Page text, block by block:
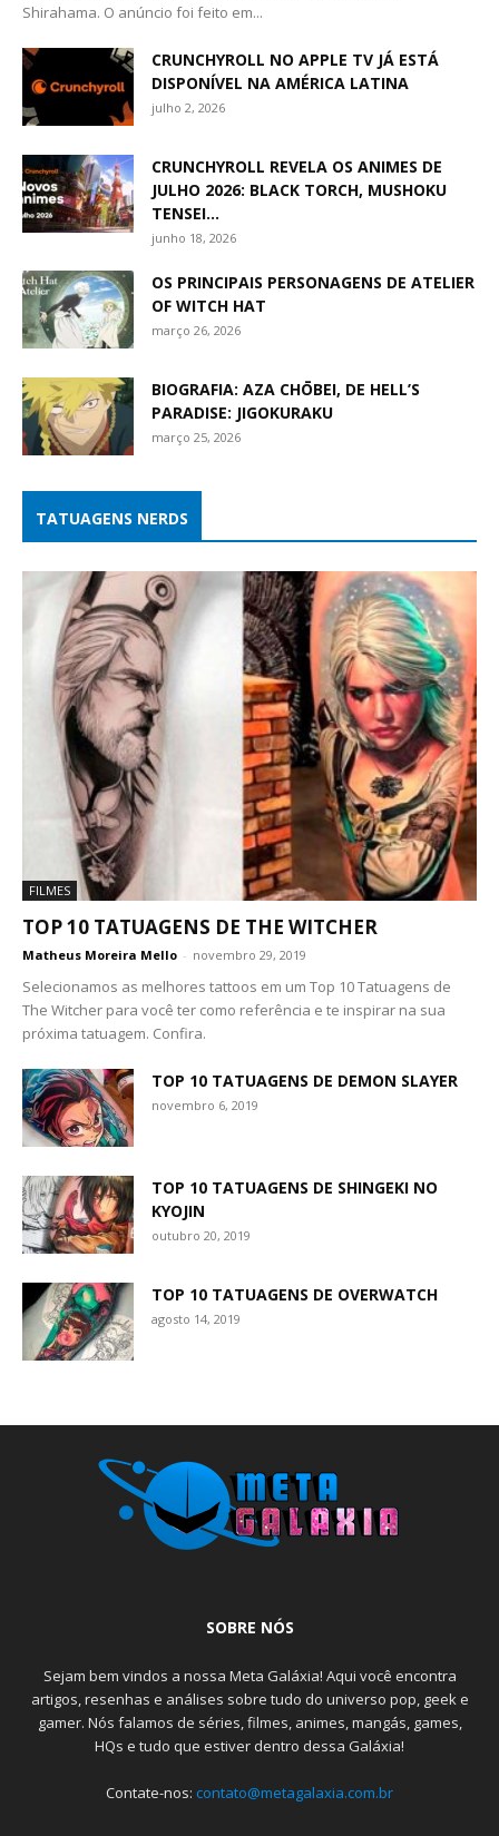
Shirahama. O anúncio foi feito em...
CRUNCHYROLL NO APPLE TV JÁ ESTÁ
DISPONÍVEL NA AMÉRICA LATINA
julho 2, 2026
CRUNCHYROLL REVELA OS ANIMES DE
JULHO 2026: BLACK TORCH, MUSHOKU
TENSEI...
junho 18, 2026
OS PRINCIPAIS PERSONAGENS DE ATELIER
OF WITCH HAT
março 26, 2026
BIOGRAFIA: AZA CHŌBEI, DE HELL’S
PARADISE: JIGOKURAKU
março 25, 2026
TATUAGENS NERDS
FILMES
TOP 10 TATUAGENS DE THE WITCHER
Matheus Moreira Mello - novembro 29, 2019
Selecionamos as melhores tattoos em um Top 10 Tatuagens de
The Witcher para você ter como referência e te inspirar na sua
próxima tatuagem. Confira.
TOP 10 TATUAGENS DE DEMON SLAYER
novembro 6, 2019
TOP 10 TATUAGENS DE SHINGEKI NO
KYOJIN
outubro 20, 2019
TOP 10 TATUAGENS DE OVERWATCH
agosto 14, 2019
SOBRE NÓS
Sejam bem vindos a nossa Meta Galáxia! Aqui você encontra
artigos, resenhas e análises sobre tudo do universo pop, geek e
gamer. Nós falamos de séries, filmes, animes, mangás, games,
HQs e tudo que estiver dentro dessa Galáxia!
Contate-nos: contato@metagalaxia.com.br